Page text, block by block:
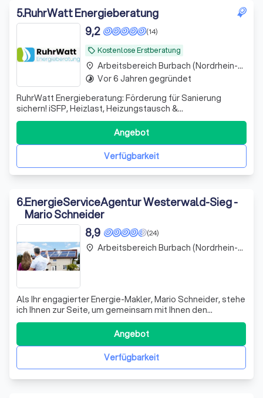
5.RuhrWatt Energieberatung
local_offer Kostenlose Erstberatung
(14)
9,2
RuhrWatt Energieberatung: Förderung für Sanierung
sichern! iSFP, Heizlast, Heizungstausch &
Energieausweise – inkl. BAFA & KfW. Effizient &
förderoptimiert. Jetzt anfragen und kein Geld
verschenken!
Verfügbarkeit
Angebot
place Arbeitsbereich Burbach (Nordrhein-Westfalen)
timelapse Vor 6 Jahren gegründet
6.EnergieServiceAgentur Westerwald-Sieg -
Mario Schneider
(24)
8,9
Als Ihr engagierter Energie-Makler, Mario Schneider, stehe
ich Ihnen zur Seite, um gemeinsam mit Ihnen den
optimalen Strom- und Gastarif zu finden, der genau auf
Ihre Bedürfnisse zugeschnitten ist. Mit meiner
umfassenden Erfahrung und Unabhängigkeit sorge ich
dafür, dass der Wechsel des Tarifs für S
Verfügbarkeit
Angebot
place Arbeitsbereich Burbach (Nordrhein-Westfalen)